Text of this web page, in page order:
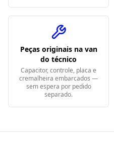
Peças originais na van
do técnico
Capacitor, controle, placa e
cremalheira embarcados —
sem espera por pedido
separado.